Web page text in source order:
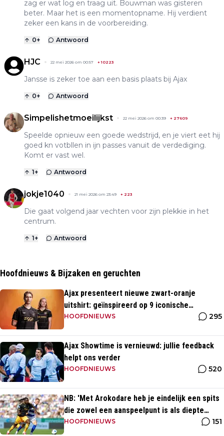
zag er wat log en traag uit. Bouwman was gisteren
beter. Maar het is een momentopname. Hij verdient
zeker een kans in de voorbereiding.
0+ Antwoord
HJC 22 mei 2026 om 00:57 +10223
Jansse is zeker toe aan een basis plaats bij Ajax
0+ Antwoord
Simpelishetmoeilijkst 22 mei 2026 om 00:39 + 27609
Speelde opnieuw een goede wedstrijd, en je viert eet hij
goed kn votbllen in ijn passes vanuit de verdediging.
Komt er vast wel.
1+ Antwoord
jokje1040 21 mei 2026 om 23:49 + 223
Die gaat volgend jaar vechten voor zijn plekkie in het
centrum.
1+ Antwoord
Hoofdnieuws & Bijzaken en geruchten
Ajax presenteert nieuwe zwart-oranje
uitshirt: geïnspireerd op 9 iconische
momenten uit clubhistorie
HOOFDNIEUWS 295
Ajax Showtime is vernieuwd: jullie feedback
helpt ons verder
HOOFDNIEUWS 520
NB: 'Met Arokodare heb je eindelijk een spits
die zowel een aanspeelpunt is als diepte
heeft'
HOOFDNIEUWS 151